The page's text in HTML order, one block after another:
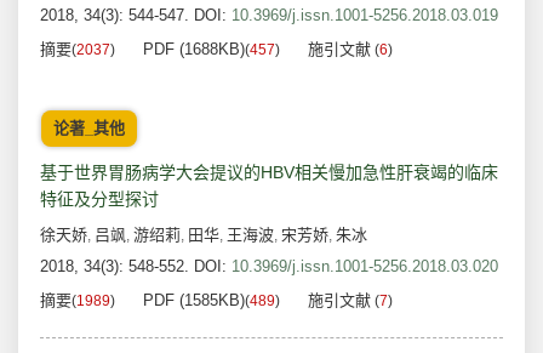
2018, 34(3): 544-547. DOI: 10.3969/j.issn.1001-5256.2018.03.019
摘要(2037) PDF (1688KB)(457) 施引文献 (6)
论著_其他
基于世界胃肠病学大会提议的HBV相关慢加急性肝衰竭的临床
特征及分型探讨
徐天娇, 吕飒, 游绍莉, 田华, 王海波, 宋芳娇, 朱冰
2018, 34(3): 548-552. DOI: 10.3969/j.issn.1001-5256.2018.03.020
摘要(1989) PDF (1585KB)(489) 施引文献 (7)